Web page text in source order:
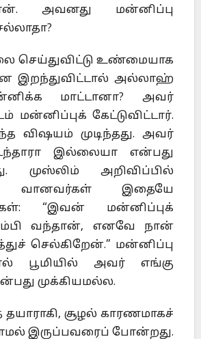
அவனது மன்னிப்பு
செய்துவிட்டு உண்மையாக
இறந்துவிட்டால் அல்லாஹ்
மாட்டானா? அவர்
கேட்டுவிட்டார்.
விஷயம் முடிந்தது. அவர்
இல்லையா என்பது
முஸ்லிம் அறிவிப்பில்
வானவர்கள் இதையே
“இவன் மன்னிப்புக்
வந்தான், எனவே நான்
செல்கிறேன்.” மன்னிப்பு
பூமியில் அவர் எங்கு
முக்கியமல்ல.
தயாராகி, சூழல் காரணமாகச்
இருப்பவரைப் போன்றது.